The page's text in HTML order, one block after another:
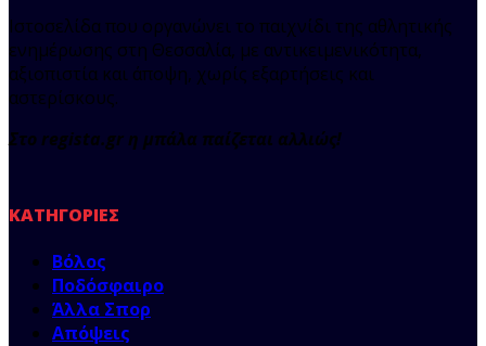
Ιστοσελίδα που οργανώνει το παιχνίδι της αθλητικής
ενημέρωσης στη Θεσσαλία, με αντικειμενικότητα,
αξιοπιστία και άποψη, χωρίς εξαρτήσεις και
αστερίσκους.
Στο regista.gr η μπάλα παίζεται αλλιώς!
ΚΑΤΗΓΟΡΊΕΣ
Βόλος
Ποδόσφαιρο
Άλλα Σπορ
Απόψεις